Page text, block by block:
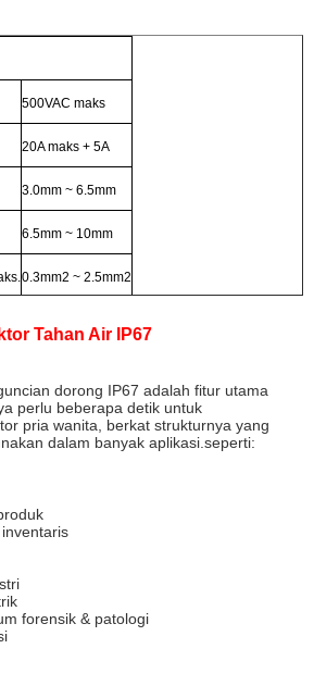
500VAC maks
20A maks + 5A
3.0mm ~ 6.5mm
6.5mm ~ 10mm
0.3mm2 ~ 2.5mm2
Tahan Air IP67
dorong IP67 adalah fitur utama
perlu beberapa detik untuk
pria wanita, berkat strukturnya yang
dalam banyak aplikasi.seperti:
forensik & patologi